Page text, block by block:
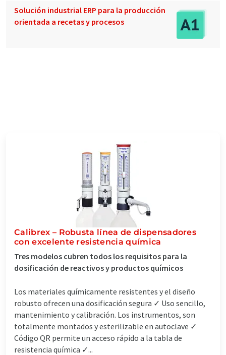
Solución industrial ERP para la producción
orientada a recetas y procesos
Calibrex – Robusta línea de dispensadores
con excelente resistencia química
Tres modelos cubren todos los requisitos para la
dosificación de reactivos y productos químicos
Los materiales químicamente resistentes y el diseño
robusto ofrecen una dosificación segura ✓ Uso sencillo,
mantenimiento y calibración. Los instrumentos, son
totalmente montados y esterilizable en autoclave ✓
Código QR permite un acceso rápido a la tabla de
resistencia química ✓...